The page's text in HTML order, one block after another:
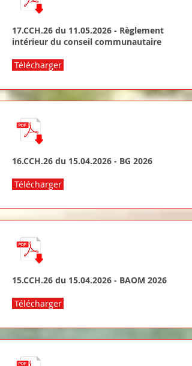
17.CCH.26 du 11.05.2026 - Règlement
intérieur du conseil communautaire
Télécharger
16.CCH.26 du 15.04.2026 - BG 2026
Télécharger
15.CCH.26 du 15.04.2026 - BAOM 2026
Télécharger